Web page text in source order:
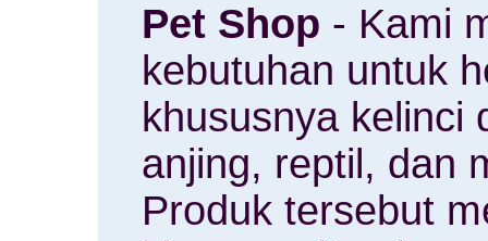
Pet Shop - Kami
kebutuhan untuk
khususnya kelinci
anjing, reptil, dan
Produk tersebut